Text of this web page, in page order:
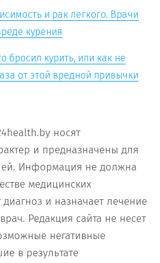
и рак легкого. Врачи
курения
бросил курить, или как не
от этой вредной привычки
носят
и предназначены для
Информация не должна
медицинских
и назначает лечение
Редакция сайта не несет
негативные
в результате